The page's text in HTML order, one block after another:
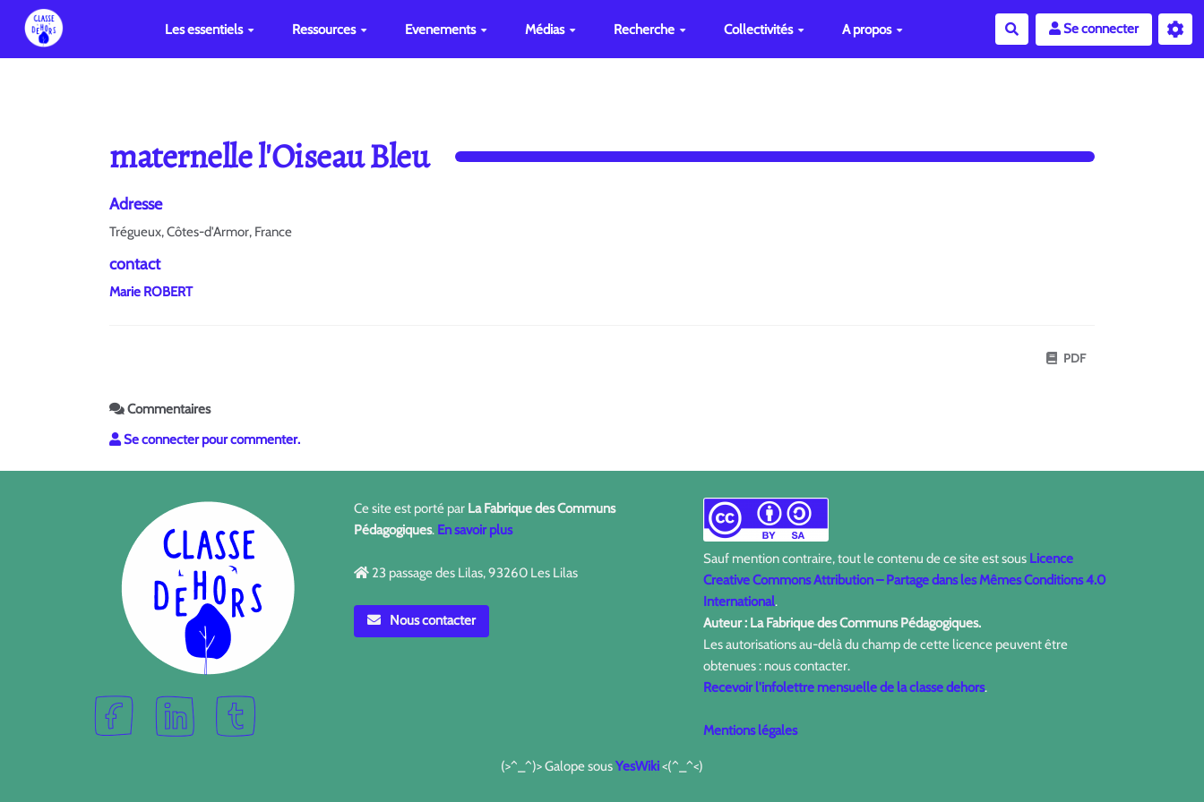
Les essentiels Ressources Evenements Médias Recherche Collectivités A propos RechercherSe connecter
maternelle l'Oiseau Bleu
Adresse
Trégueux, Côtes-d'Armor, France
contact
Marie ROBERT
PDF
Commentaires
Se connecter pour commenter.
Ce site est porté par La Fabrique des Communs
Pédagogiques. En savoir plus
23 passage des Lilas, 93260 Les Lilas
Nous contacter
Sauf mention contraire, tout le contenu de ce site est sous Licence
Creative Commons Attribution – Partage dans les Mêmes Conditions 4.0
International.
Auteur : La Fabrique des Communs Pédagogiques.
Les autorisations au-delà du champ de cette licence peuvent être
obtenues : nous contacter.
Recevoir l'infolettre mensuelle de la classe dehors.
Mentions légales
(>^_^)> Galope sousYesWiki<(^_^<)